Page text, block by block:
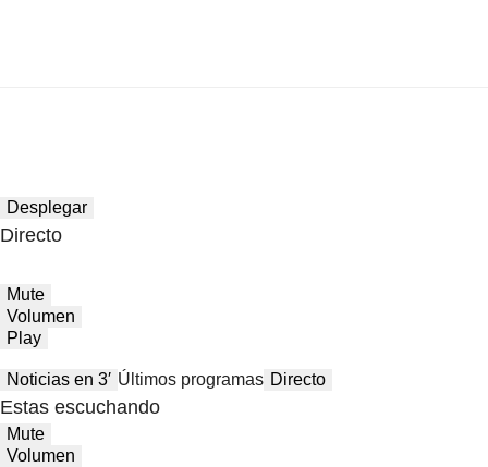
Desplegar
Directo
Mute
Volumen
Play
Noticias en 3′ Últimos programas Directo
Estas escuchando
Mute
Volumen